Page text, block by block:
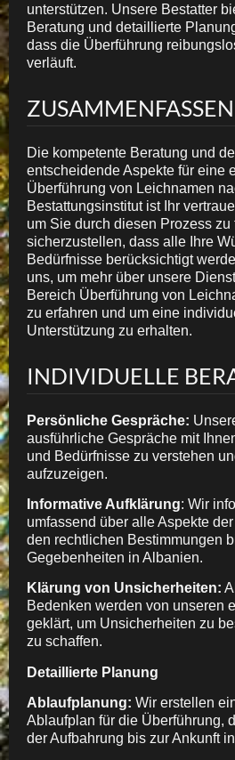
unterstützen. Unsere Bestatter
Beratung und detaillierte
dass die Überführung
verläuft.
Die kompetente Beratung und
entscheidende Aspekte für eine
Überführung von Leichnamen
Bestattungsinstitut ist Ihr
um Sie durch diesen Prozess zu
sicherzustellen, dass alle Ihre
Bedürfnisse berücksichtigt
uns, um mehr über unsere
Bereich Überführung von
zu erfahren und um eine
Unterstützung zu erhalten.
INDIVIDUELLE
Persönliche Gespräche:
ausführliche Gespräche mit
und Bedürfnisse zu verstehen
aufzuzeigen.
Informative Aufklärung: Wir
umfassend über alle Aspekte
den rechtlichen Bestimmungen
Gegebenheiten in Albanien.
Klärung von Unsicherheiten:
Bedenken werden von unseren
geklärt, um Unsicherheiten zu
zu schaffen.
Detaillierte Planung
Ablaufplanung: Wir erstellen
Ablaufplan für die Überführung,
der Aufbahrung bis zur Ankunft